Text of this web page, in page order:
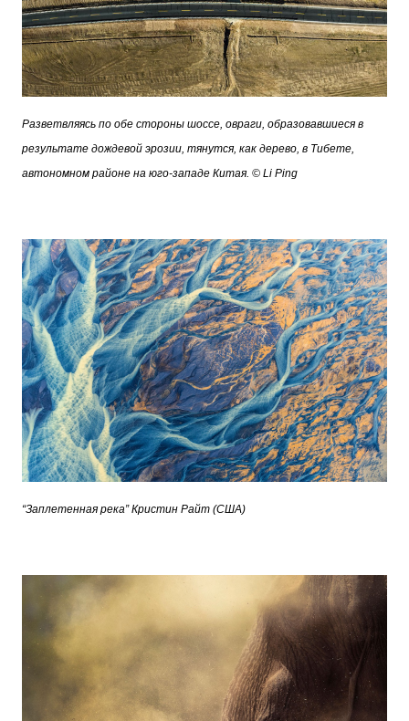
Разветвляясь по обе стороны шоссе, овраги, образовавшиеся в
результате дождевой эрозии, тянутся, как дерево, в Тибете,
автономном районе на юго-западе Китая. © Li Ping
“Заплетенная река” Кристин Райт (США)